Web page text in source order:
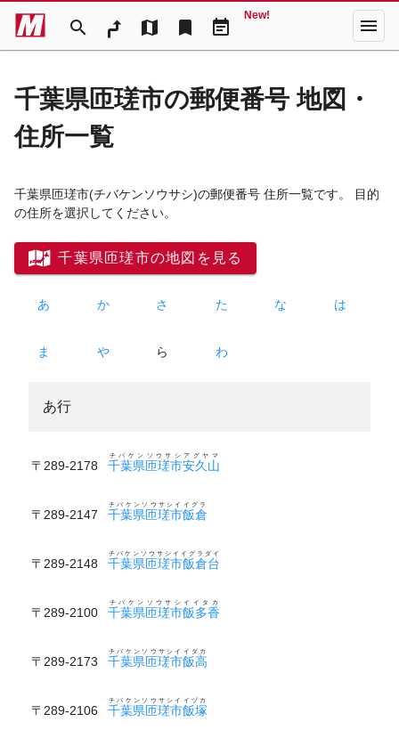
search map bookmark event_note
New! menu
千葉県匝瑳市の郵便番号 地図・
住所一覧
千葉県匝瑳市(チバケンソウサシ)の郵便番号 住所一覧です。 目的
の住所を選択してください。
千葉県匝瑳市の地図を見る
あ か さ た な は
ま や ら わ
あ行
〒289-2178 千葉県匝瑳市安久山
チバケンソウサシアグヤマ
〒289-2147 千葉県匝瑳市飯倉
チバケンソウサシイイグラ
〒289-2148 千葉県匝瑳市飯倉台
チバケンソウサシイイグラダイ
〒289-2100 千葉県匝瑳市飯多香
チバケンソウサシイイタカ
〒289-2173 千葉県匝瑳市飯高
チバケンソウサシイイダカ
〒289-2106 千葉県匝瑳市飯塚
チバケンソウサシイイヅカ